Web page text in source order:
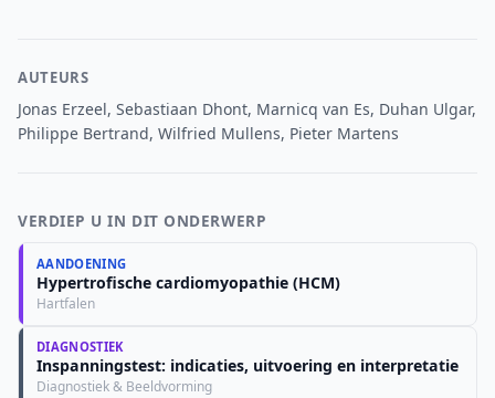
AUTEURS
Jonas Erzeel, Sebastiaan Dhont, Marnicq van Es, Duhan Ulgar,
Philippe Bertrand, Wilfried Mullens, Pieter Martens
VERDIEP U IN DIT ONDERWERP
AANDOENING
Hypertrofische cardiomyopathie (HCM)
Hartfalen
DIAGNOSTIEK
Inspanningstest: indicaties, uitvoering en interpretatie
Diagnostiek & Beeldvorming